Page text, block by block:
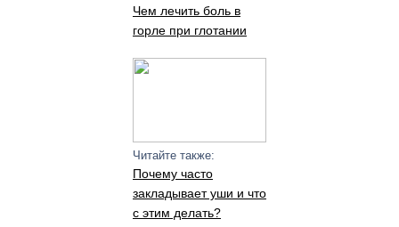
Чем лечить боль в
горле при глотании
Читайте также:
Почему часто
закладывает уши и что
с этим делать?